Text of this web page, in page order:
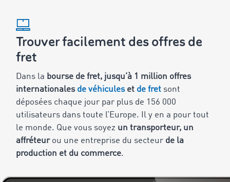
Trouver facilement des offres de
fret
Dans la bourse de fret, jusqu’à 1 million offres
internationales de véhiculeset de fret sont
déposées chaque jour par plus de 156 000
utilisateurs dans toute l’Europe. Il y en a pour tout
le monde. Que vous soyez un transporteur, un
affréteurou une entreprise du secteur de la
production et du commerce.